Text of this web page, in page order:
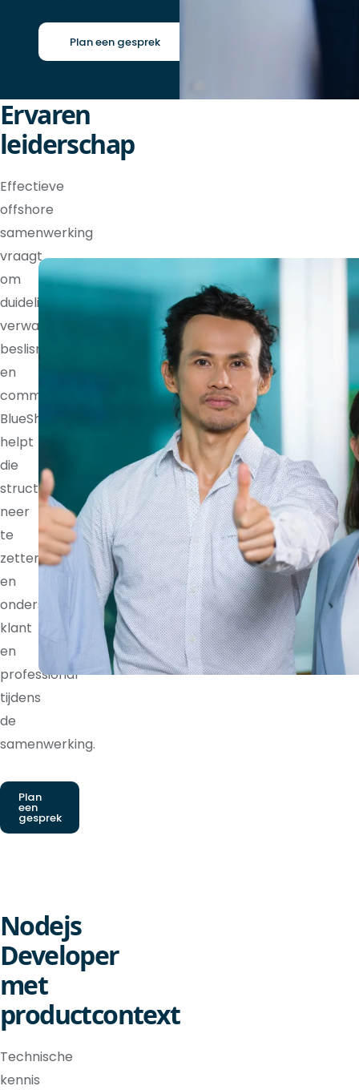
Plan een gesprek
Ervaren
leiderschap
Effectieve
offshore
samenwerking
vraagt
om
duidelijke
verwachtingen,
beslisrechten
en
communicatieritmes.
BlueShores
helpt
die
structuur
neer
te
zetten
en
ondersteunt
klant
en
professional
tijdens
de
samenwerking.
Plan
een
gesprek
Nodejs
Developer
met
productcontext
Technische
kennis